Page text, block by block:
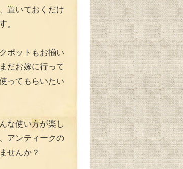
置いておくだけ
。
ポットもお揃い
だお嫁に行って
ってもらいたい
な使い方が楽し
アンティークの
せんか？